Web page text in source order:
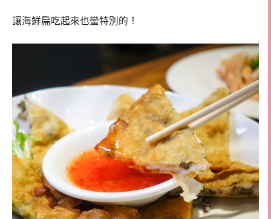
讓海鮮扁吃起來也蠻特別的！